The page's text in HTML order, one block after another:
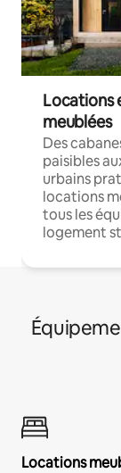
Locations
meublées
Des
paisibles
urbains
locations
tous les
logement
Locations